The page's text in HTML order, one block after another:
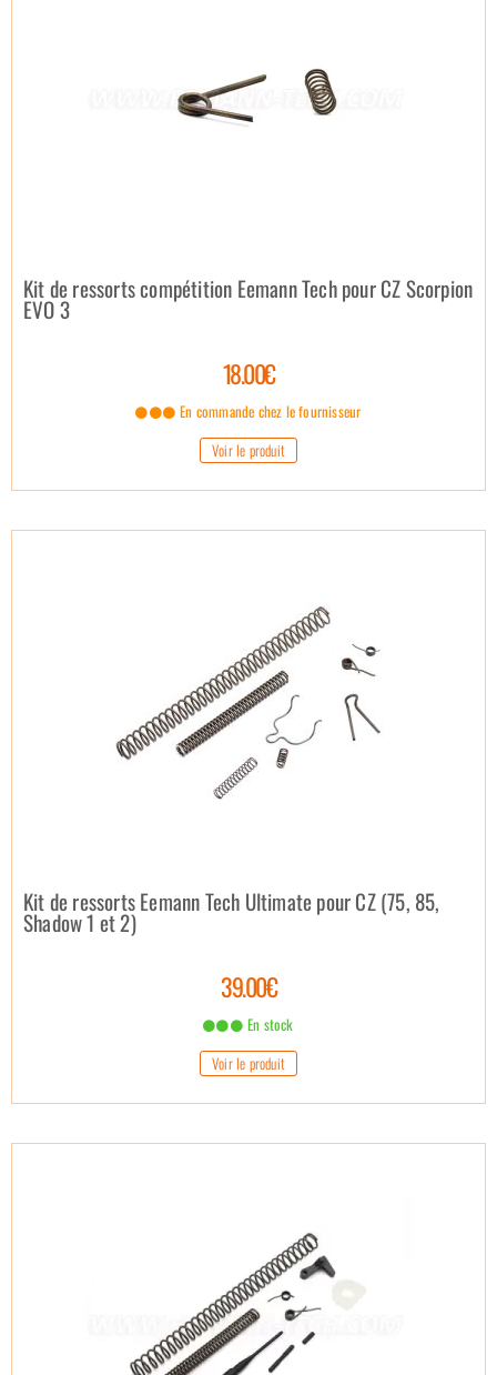
Kit de ressorts compétition Eemann Tech pour CZ Scorpion
EVO 3
18.00€
En commande chez le fournisseur
Voir le produit
Kit de ressorts Eemann Tech Ultimate pour CZ (75, 85,
Shadow 1 et 2)
39.00€
En stock
Voir le produit